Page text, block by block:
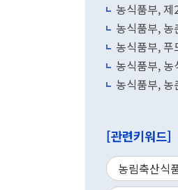
농식품부,
농식품부,
농식품부,
농식품부,
농식품부,
[관련키워드]
농림축산식